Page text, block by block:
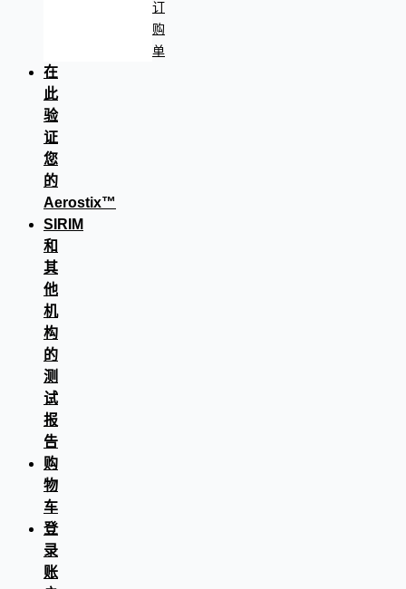
订
购
单
在
此
验
证
您
的
Aerostix™
SIRIM
和
其
他
机
构
的
测
试
报
告
购
物
车
登
录
账